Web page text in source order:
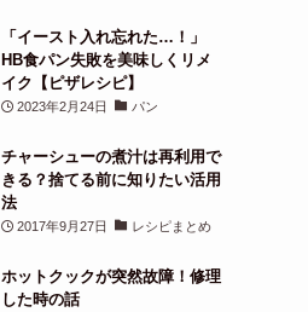
「イースト入れ忘れた…！」
HB食パン失敗を美味しくリメ
イク【ピザレシピ】
2023年2月24日 パン
チャーシューの煮汁は再利用で
きる？捨てる前に知りたい活用
法
2017年9月27日 レシピまとめ
ホットクックが突然故障！修理
した時の話